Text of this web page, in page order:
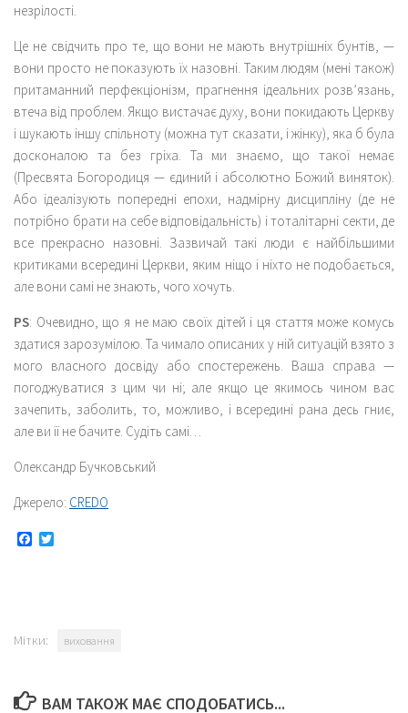
незрілості.
Це не свідчить про те, що вони не мають внутрішніх бунтів, —
вони просто не показують їх назовні. Таким людям (мені також)
притаманний перфекціонізм, прагнення ідеальних розв’язань,
втеча від проблем. Якщо вистачає духу, вони покидають Церкву
і шукають іншу спільноту (можна тут сказати, і жінку), яка б була
досконалою та без гріха. Та ми знаємо, що такої немає
(Пресвята Богородиця — єдиний і абсолютно Божий виняток).
Або ідеалізують попередні епохи, надмірну дисципліну (де не
потрібно брати на себе відповідальність) і тоталітарні секти, де
все прекрасно назовні. Зазвичай такі люди є найбільшими
критиками всередині Церкви, яким ніщо і ніхто не подобається,
але вони самі не знають, чого хочуть.
PS: Очевидно, що я не маю своїх дітей і ця стаття може комусь
здатися зарозумілою. Та чимало описаних у ній ситуацій взято з
мого власного досвіду або спостережень. Ваша справа —
погоджуватися з цим чи ні; але якщо це якимось чином вас
зачепить, заболить, то, можливо, і всередині рана десь гниє,
але ви її не бачите. Судіть самі…
Олександр Бучковський
Джерело: CREDO
Facebook
Мітки: виховання
ВАМ ТАКОЖ МАЄ СПОДОБАТИСЬ...